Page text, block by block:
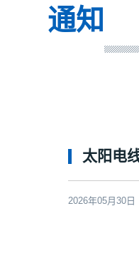
通知
太阳电
2026年05月30日